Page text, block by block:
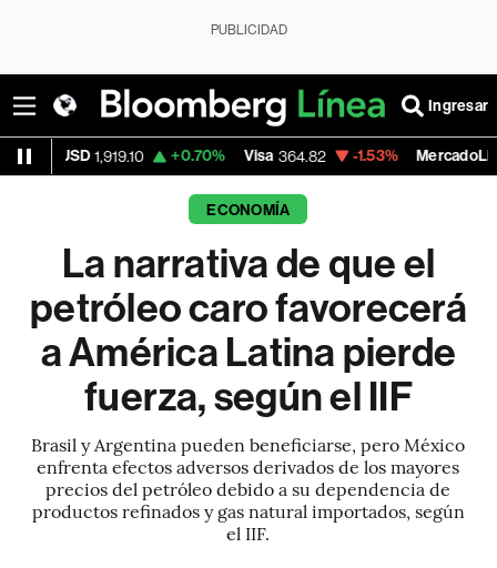
PUBLICIDAD
Ingresar
+0.70% Visa 364.82 -1.53% MercadoLibre 1,811.50
ECONOMÍA
La narrativa de que el
petróleo caro favorecerá
a América Latina pierde
fuerza, según el IIF
Brasil y Argentina pueden beneficiarse, pero México
enfrenta efectos adversos derivados de los mayores
precios del petróleo debido a su dependencia de
productos refinados y gas natural importados, según
el IIF.